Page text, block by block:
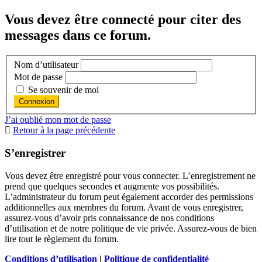
Vous devez être connecté pour citer des
messages dans ce forum.
Nom d’utilisateur
Mot de passe
Se souvenir de moi
J’ai oublié mon mot de passe
Retour à la page précédente
S’enregistrer
Vous devez être enregistré pour vous connecter. L’enregistrement ne
prend que quelques secondes et augmente vos possibilités.
L’administrateur du forum peut également accorder des permissions
additionnelles aux membres du forum. Avant de vous enregistrer,
assurez-vous d’avoir pris connaissance de nos conditions
d’utilisation et de notre politique de vie privée. Assurez-vous de bien
lire tout le règlement du forum.
Conditions d’utilisation | Politique de confidentialité